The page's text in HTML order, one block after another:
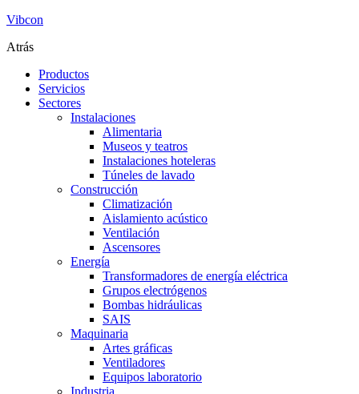
Vibcon
Atrás
Productos
Servicios
Sectores
Instalaciones
Alimentaria
Museos y teatros
Instalaciones hoteleras
Túneles de lavado
Construcción
Climatización
Aislamiento acústico
Ventilación
Ascensores
Energía
Transformadores de energía eléctrica
Grupos electrógenos
Bombas hidráulicas
SAIS
Maquinaria
Artes gráficas
Ventiladores
Equipos laboratorio
Industria